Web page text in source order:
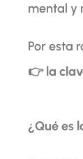
mental y
Por esta
👉la
¿Qué es